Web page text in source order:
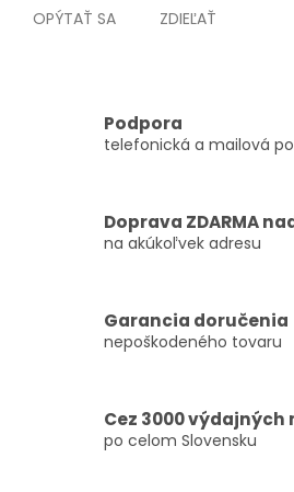
OPÝTAŤ SA ZDIEĽAŤ
Podpora
telefonická a mailová
Doprava ZDARMA
na akúkoľvek adresu
Garancia doručenia
nepoškodeného tovaru
Cez 3000 výdajných
po celom Slovensku